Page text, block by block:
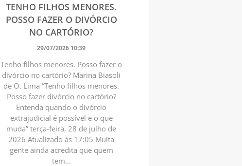
TENHO FILHOS MENORES.
POSSO FAZER O DIVÓRCIO
NO CARTÓRIO?
29/07/2026 10:39
Tenho filhos menores. Posso fazer o
divórcio no cartório? Marina Biasoli
de O. Lima “Tenho filhos menores.
Posso fazer divórcio no cartório?
Entenda quando o divórcio
extrajudicial é possível e o que
muda” terça-feira, 28 de julho de
2026 Atualizado às 17:05 Muita
gente ainda acredita que quem
tem...